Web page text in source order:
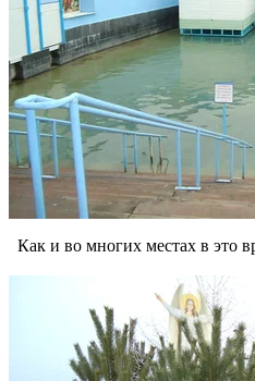
Как и во многих местах в это